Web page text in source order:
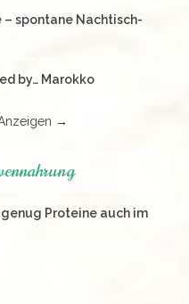
spontane Nachtisch-
by… Marokko
→
genug Proteine auch im